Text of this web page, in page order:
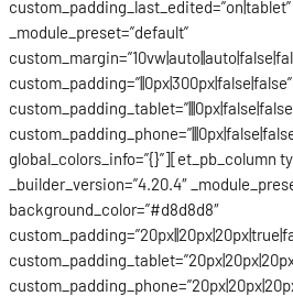
_module_preset=”default”
custom_padding=”||0px|300px|false|false”
global_colors_info=”{}”][et_pb_column
_builder_version=”4.20.4″
background_color=”#d8d8d8″